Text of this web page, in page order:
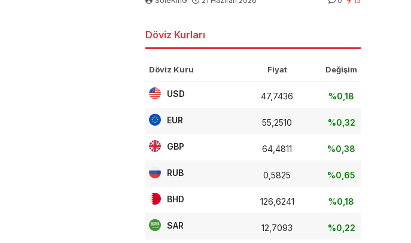
Döviz Kurları
Döviz Kuru Fiyat Değişim
USD 47,7436 %0,18
EUR 55,2510 %0,32
GBP 64,4811 %0,38
RUB 0,5825 %0,65
BHD 126,6241 %0,18
SAR 12,7093 %0,22